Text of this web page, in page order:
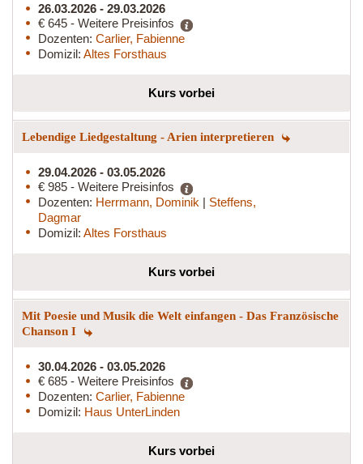
26.03.2026 - 29.03.2026
€ 645 - Weitere Preisinfos
Dozenten: Carlier, Fabienne
Domizil: Altes Forsthaus
Kurs vorbei
Lebendige Liedgestaltung - Arien interpretieren
29.04.2026 - 03.05.2026
€ 985 - Weitere Preisinfos
Dozenten: Herrmann, Dominik | Steffens,
Dagmar
Domizil: Altes Forsthaus
Kurs vorbei
Mit Poesie und Musik die Welt einfangen - Das Französische
Chanson I
30.04.2026 - 03.05.2026
€ 685 - Weitere Preisinfos
Dozenten: Carlier, Fabienne
Domizil: Haus UnterLinden
Kurs vorbei